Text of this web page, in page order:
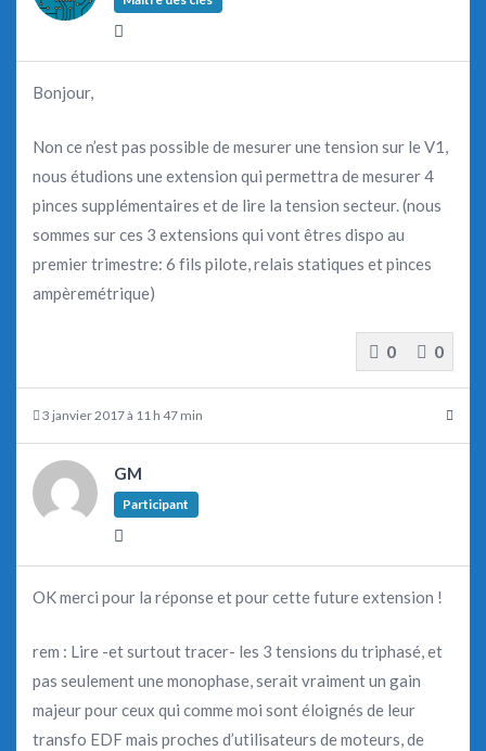
Bonjour,
Non ce n’est pas possible de mesurer une tension sur le V1,
nous étudions une extension qui permettra de mesurer 4
pinces supplémentaires et de lire la tension secteur. (nous
sommes sur ces 3 extensions qui vont êtres dispo au
premier trimestre: 6 fils pilote, relais statiques et pinces
ampèremétrique)
0 0
3 janvier 2017 à 11 h 47 min
GM
Participant
OK merci pour la réponse et pour cette future extension !
rem : Lire -et surtout tracer- les 3 tensions du triphasé, et
pas seulement une monophase, serait vraiment un gain
majeur pour ceux qui comme moi sont éloignés de leur
transfo EDF mais proches d’utilisateurs de moteurs, de